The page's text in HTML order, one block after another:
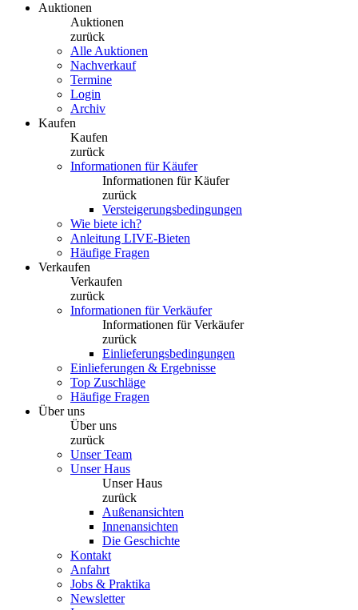
Auktionen
Auktionen
zurück
Alle Auktionen
Nachverkauf
Termine
Login
Archiv
Kaufen
Kaufen
zurück
Informationen für Käufer
Informationen für Käufer
zurück
Versteigerungsbedingungen
Wie biete ich?
Anleitung LIVE-Bieten
Häufige Fragen
Verkaufen
Verkaufen
zurück
Informationen für Verkäufer
Informationen für Verkäufer
zurück
Einlieferungsbedingungen
Einlieferungen & Ergebnisse
Top Zuschläge
Häufige Fragen
Über uns
Über uns
zurück
Unser Team
Unser Haus
Unser Haus
zurück
Außenansichten
Innenansichten
Die Geschichte
Kontakt
Anfahrt
Jobs & Praktika
Newsletter